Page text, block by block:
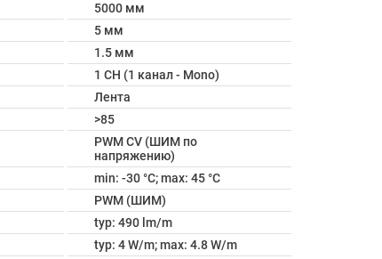
5000 мм
5 мм
1.5 мм
1 CH (1 канал - Mono)
Лента
>85
PWM СV (ШИМ по
напряжению)
min: -30 °C; max: 45 °C
PWM (ШИМ)
typ: 490 lm/m
typ: 4 W/m; max: 4.8 W/m